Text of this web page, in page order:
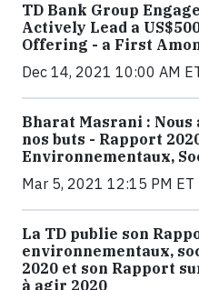
TD Bank Group
Actively Lead a
Offering - a First
Dec 14, 2021 10:00 AM
Bharat Masrani :
nos buts - Rapport
Environnementaux,
Mar 5, 2021 12:15 PM ET
La TD publie son
environnementaux,
2020 et son Rapport
à agir 2020